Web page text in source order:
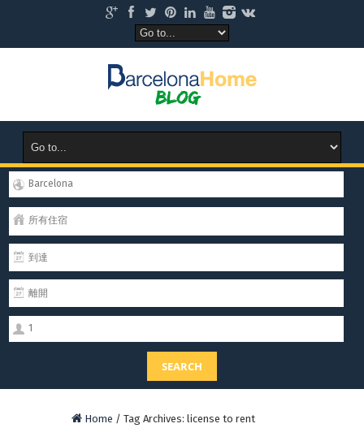
Barcelona
所有住宿
1
SEARCH
Home / Tag Archives: license to rent